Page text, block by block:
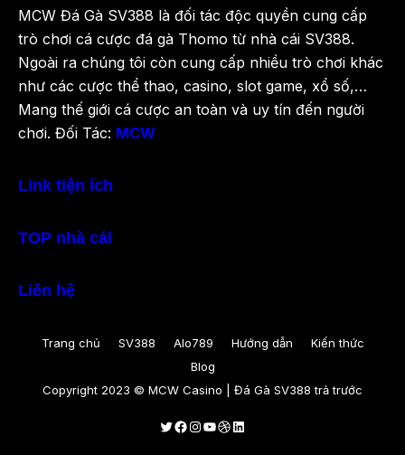
MCW Đá Gà SV388 là đối tác độc quyền cung cấp
trò chơi cá cược đá gà Thomo từ nhà cái SV388.
Ngoài ra chúng tôi còn cung cấp nhiều trò chơi khác
như các cược thể thao, casino, slot game, xổ số,…
Mang thế giới cá cược an toàn và uy tín đến người
chơi. Đối Tác: MCW
Link tiện ích
TOP nhà cái
Liên hệ
Trang chủ SV388 Alo789 Hướng dẫn
Kiến thức
Blog
Copyright 2023 © MCW Casino | Đá Gà SV388 trả trước
Twitter
Facebook
Instagram
Youtube
Dribbble
LinkedIn